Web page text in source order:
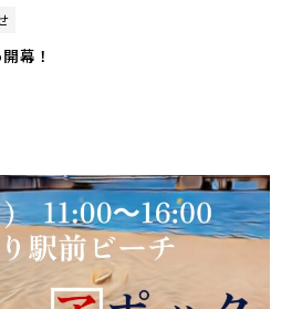
幕！